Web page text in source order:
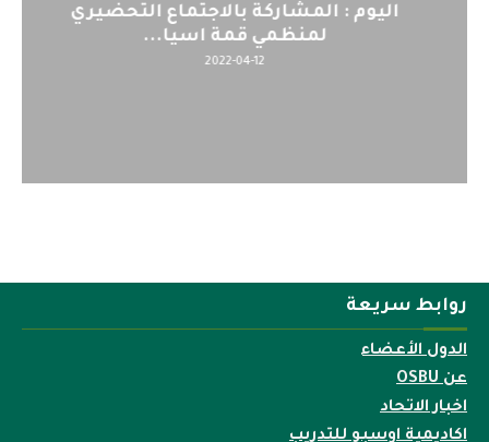
اليوم : المشاركة بالاجتماع التحضيري
لمنظمي قمة اسيا...
2022-04-12
روابط سريعة
الدول الأعضاء
عن OSBU
اخبار الاتحاد
اكاديمية اوسبو للتدريب